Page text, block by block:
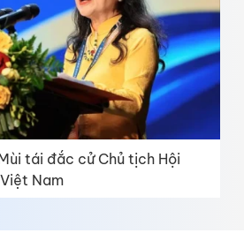
tái đắc cử Chủ tịch Hội
Nam